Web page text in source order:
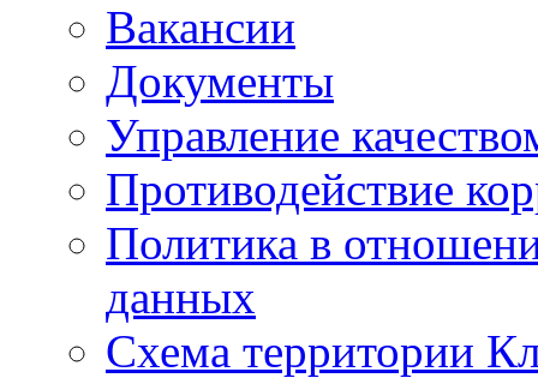
Вакансии
Документы
Управление
Противодействие
Политика в
данных
Схема территории